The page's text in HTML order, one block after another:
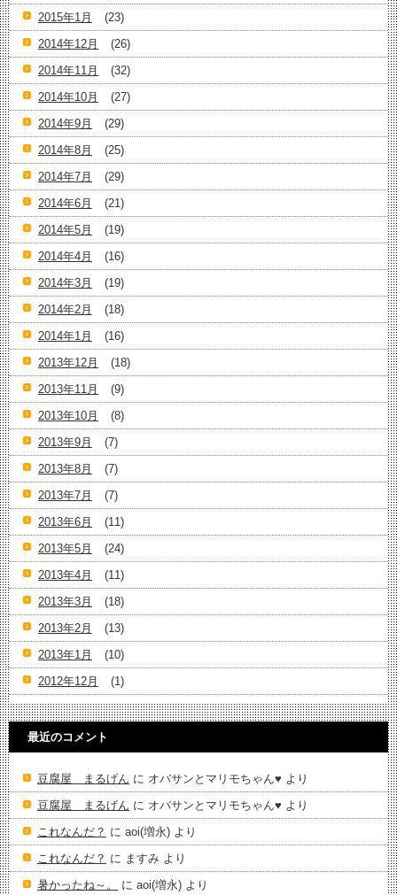
2015年1月
(23)
2014年12月
(26)
2014年11月
(32)
2014年10月
(27)
2014年9月
(29)
2014年8月
(25)
2014年7月
(29)
2014年6月
(21)
2014年5月
(19)
2014年4月
(16)
2014年3月
(19)
2014年2月
(18)
2014年1月
(16)
2013年12月
(18)
2013年11月
(9)
2013年10月
(8)
2013年9月
(7)
2013年8月
(7)
2013年7月
(7)
2013年6月
(11)
2013年5月
(24)
2013年4月
(11)
2013年3月
(18)
2013年2月
(13)
2013年1月
(10)
2012年12月
(1)
最近のコメント
豆腐屋 まるげん に オバサンとマリモちゃん♥️ より
豆腐屋 まるげん に オバサンとマリモちゃん♥️ より
これなんだ？ に aoi(増永) より
これなんだ？ に ますみ より
暑かったね～。
に aoi(増永) より